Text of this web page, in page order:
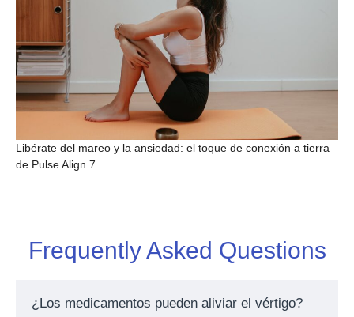
Libérate del mareo y la ansiedad: el toque de conexión a tierra
de Pulse Align 7
Frequently Asked Questions
¿Los medicamentos pueden aliviar el vértigo?